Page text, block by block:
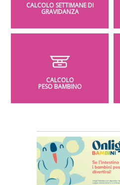
CALCOLO SETTIMANE DI
GRAVIDANZA
CALCOLO
PESO BAMBINO